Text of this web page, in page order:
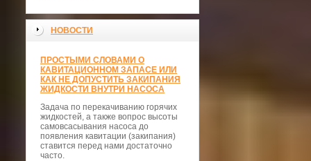
НОВОСТИ
ПРОСТЫМИ СЛОВАМИ О
КАВИТАЦИОННОМ ЗАПАСЕ ИЛИ
КАК НЕ ДОПУСТИТЬ ЗАКИПАНИЯ
ЖИДКОСТИ ВНУТРИ НАСОСА
Задача по перекачиванию горячих
жидкостей, а также вопрос высоты
самовсасывания насоса до
появления кавитации (закипания)
ставится перед нами достаточно
часто.